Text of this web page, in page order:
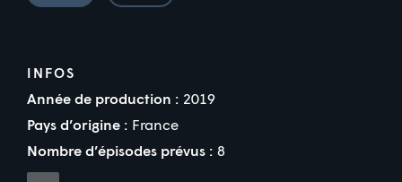
INFOS
Année de production : 2019
Pays d’origine : France
Nombre d’épisodes prévus : 8